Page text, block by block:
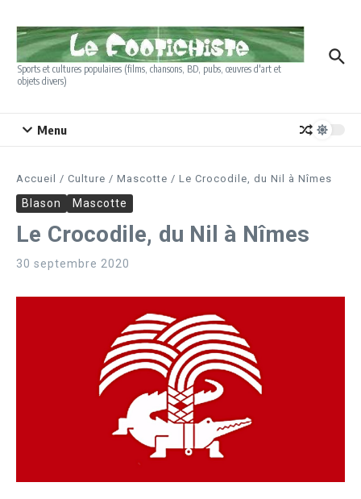
Sports et cultures populaires (films, chansons, BD, pubs, œuvres d'art et
objets divers)
Menu
Accueil / Culture / Mascotte / Le Crocodile, du Nil à Nîmes
Blason Mascotte
Le Crocodile, du Nil à Nîmes
30 septembre 2020